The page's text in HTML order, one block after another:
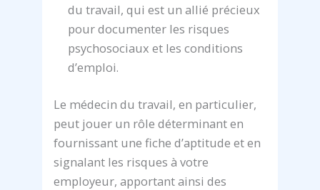
du travail, qui est un allié précieux
pour documenter les risques
psychosociaux et les conditions
d’emploi.
Le médecin du travail, en particulier,
peut jouer un rôle déterminant en
fournissant une fiche d’aptitude et en
signalant les risques à votre
employeur, apportant ainsi des